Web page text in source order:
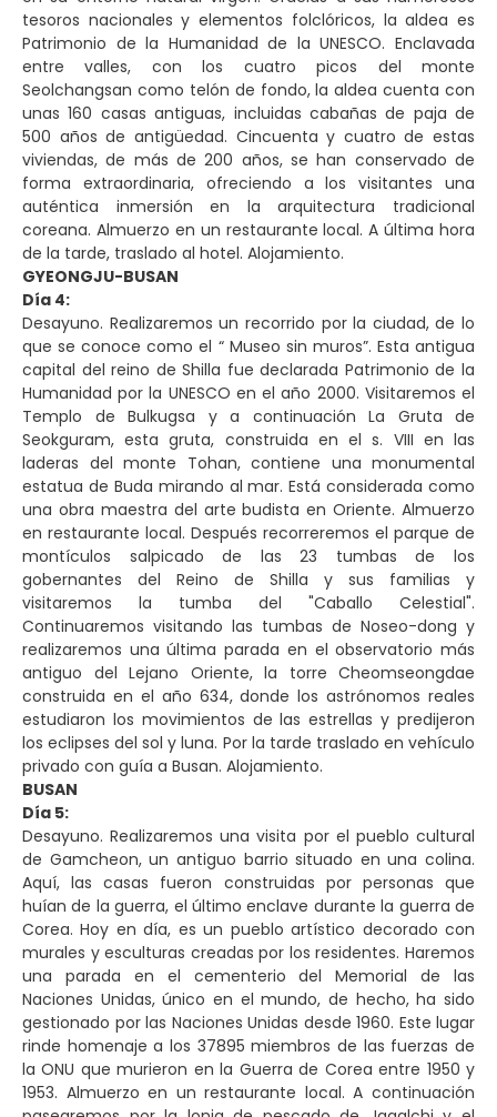
tesoros nacionales y elementos folclóricos, la aldea es
Patrimonio de la Humanidad de la UNESCO. Enclavada
entre valles, con los cuatro picos del monte
Seolchangsan como telón de fondo, la aldea cuenta con
unas 160 casas antiguas, incluidas cabañas de paja de
500 años de antigüedad. Cincuenta y cuatro de estas
viviendas, de más de 200 años, se han conservado de
forma extraordinaria, ofreciendo a los visitantes una
auténtica inmersión en la arquitectura tradicional
coreana. Almuerzo en un restaurante local. A última hora
de la tarde, traslado al hotel. Alojamiento.
GYEONGJU-BUSAN
Día 4:
Desayuno. Realizaremos un recorrido por la ciudad, de lo
que se conoce como el “ Museo sin muros”. Esta antigua
capital del reino de Shilla fue declarada Patrimonio de la
Humanidad por la UNESCO en el año 2000. Visitaremos el
Templo de Bulkugsa y a continuación La Gruta de
Seokguram, esta gruta, construida en el s. VIII en las
laderas del monte Tohan, contiene una monumental
estatua de Buda mirando al mar. Está considerada como
una obra maestra del arte budista en Oriente. Almuerzo
en restaurante local. Después recorreremos el parque de
montículos salpicado de las 23 tumbas de los
gobernantes del Reino de Shilla y sus familias y
visitaremos la tumba del "Caballo Celestial".
Continuaremos visitando las tumbas de Noseo-dong y
realizaremos una última parada en el observatorio más
antiguo del Lejano Oriente, la torre Cheomseongdae
construida en el año 634, donde los astrónomos reales
estudiaron los movimientos de las estrellas y predijeron
los eclipses del sol y luna. Por la tarde traslado en vehículo
privado con guía a Busan. Alojamiento.
BUSAN
Día 5:
Desayuno. Realizaremos una visita por el pueblo cultural
de Gamcheon, un antiguo barrio situado en una colina.
Aquí, las casas fueron construidas por personas que
huían de la guerra, el último enclave durante la guerra de
Corea. Hoy en día, es un pueblo artístico decorado con
murales y esculturas creadas por los residentes. Haremos
una parada en el cementerio del Memorial de las
Naciones Unidas, único en el mundo, de hecho, ha sido
gestionado por las Naciones Unidas desde 1960. Este lugar
rinde homenaje a los 37895 miembros de las fuerzas de
la ONU que murieron en la Guerra de Corea entre 1950 y
1953. Almuerzo en un restaurante local. A continuación